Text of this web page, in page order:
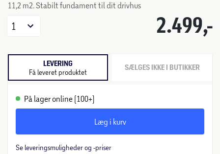
11,2 m2. Stabilt fundament til dit drivhus
2.499,-
1
LEVERING
Få leveret produktet SÆLGES IKKE I BUTIKKER
På lager online (100+)
Læg i kurv
Se leveringsmuligheder og -priser